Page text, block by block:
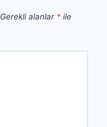
Gerekli alanlar * ile